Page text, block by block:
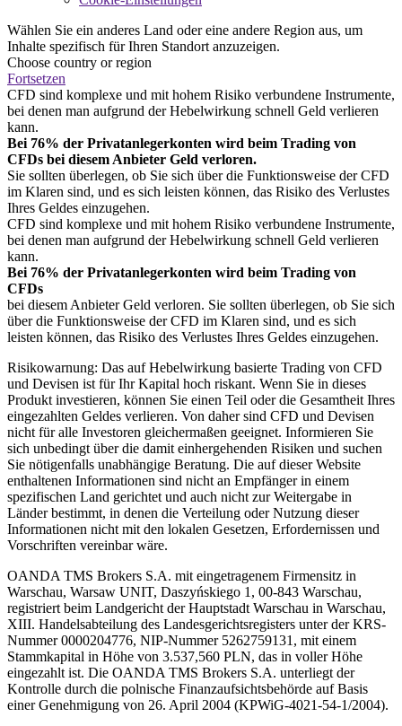
Wählen Sie ein anderes Land oder eine andere Region aus, um
Inhalte spezifisch für Ihren Standort anzuzeigen.
Choose country or region
Fortsetzen
CFD sind komplexe und mit hohem Risiko verbundene Instrumente,
bei denen man aufgrund der Hebelwirkung schnell Geld verlieren
kann.
Bei 76% der Privatanlegerkonten wird beim Trading von
CFDs bei diesem Anbieter Geld verloren.
Sie sollten überlegen, ob Sie sich über die Funktionsweise der CFD
im Klaren sind, und es sich leisten können, das Risiko des Verlustes
Ihres Geldes einzugehen.
CFD sind komplexe und mit hohem Risiko verbundene Instrumente,
bei denen man aufgrund der Hebelwirkung schnell Geld verlieren
kann.
Bei 76% der Privatanlegerkonten wird beim Trading von
CFDs
bei diesem Anbieter Geld verloren. Sie sollten überlegen, ob Sie sich
über die Funktionsweise der CFD im Klaren sind, und es sich
leisten können, das Risiko des Verlustes Ihres Geldes einzugehen.
Risikowarnung: Das auf Hebelwirkung basierte Trading von CFD
und Devisen ist für Ihr Kapital hoch riskant. Wenn Sie in dieses
Produkt investieren, können Sie einen Teil oder die Gesamtheit Ihres
eingezahlten Geldes verlieren. Von daher sind CFD und Devisen
nicht für alle Investoren gleichermaßen geeignet. Informieren Sie
sich unbedingt über die damit einhergehenden Risiken und suchen
Sie nötigenfalls unabhängige Beratung. Die auf dieser Website
enthaltenen Informationen sind nicht an Empfänger in einem
spezifischen Land gerichtet und auch nicht zur Weitergabe in
Länder bestimmt, in denen die Verteilung oder Nutzung dieser
Informationen nicht mit den lokalen Gesetzen, Erfordernissen und
Vorschriften vereinbar wäre.
OANDA TMS Brokers S.A. mit eingetragenem Firmensitz in
Warschau, Warsaw UNIT, Daszyńskiego 1, 00-843 Warschau,
registriert beim Landgericht der Hauptstadt Warschau in Warschau,
XIII. Handelsabteilung des Landesgerichtsregisters unter der KRS-
Nummer 0000204776, NIP-Nummer 5262759131, mit einem
Stammkapital in Höhe von 3.537,560 PLN, das in voller Höhe
eingezahlt ist. Die OANDA TMS Brokers S.A. unterliegt der
Kontrolle durch die polnische Finanzaufsichtsbehörde auf Basis
einer Genehmigung von 26. April 2004 (KPWiG-4021-54-1/2004).